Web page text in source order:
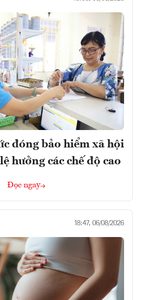
đóng bảo hiểm xã hội
hưởng các chế độ cao
Đọc ngay
18:47, 06/08/2026